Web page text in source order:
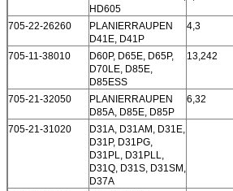
HD605
705-22-26260
PLANIERRAUPEN
D41E, D41P
4,3
705-11-38010
D60P, D65E, D65P,
D70LE, D85E,
D85ESS
13,242
705-21-32050
PLANIERRAUPEN
D85A, D85E, D85P
6,32
705-21-31020
D31A, D31AM, D31E,
D31P, D31PG,
D31PL, D31PLL,
D31Q, D31S, D31SM,
D37A